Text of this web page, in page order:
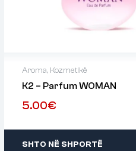
Aroma, Kozmetikë
K2 – Parfum WOMAN
5.00€
SHTO NË SHPORTË